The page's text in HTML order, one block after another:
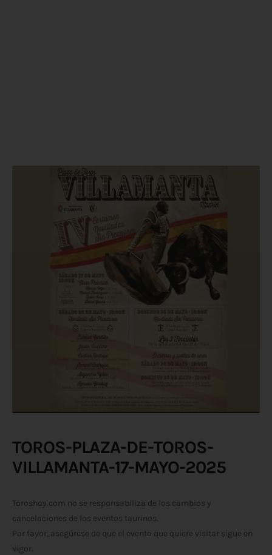
TOROS-PLAZA-DE-TOROS-
VILLAMANTA-17-MAYO-2025
Toroshoy.com no se responsabiliza de los cambios y
cancelaciones de los eventos taurinos.
Por favor, asegúrese de que el evento que quiere visitar sigue en
vigor.